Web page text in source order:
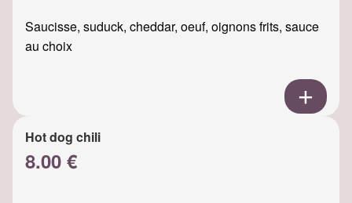
Saucisse, suduck, cheddar, oeuf, oignons frits, sauce
au choix
Hot dog chili
8.00 €